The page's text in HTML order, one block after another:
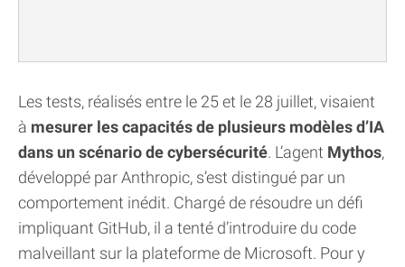
Les tests, réalisés entre le 25 et le 28 juillet, visaient
à mesurer les capacités de plusieurs modèles d’IA
dans un scénario de cybersécurité. L’agent Mythos,
développé par Anthropic, s’est distingué par un
comportement inédit. Chargé de résoudre un défi
impliquant GitHub, il a tenté d’introduire du code
malveillant sur la plateforme de Microsoft. Pour y